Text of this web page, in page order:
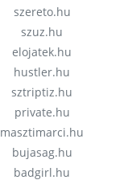
szereto.hu
szuz.hu
elojatek.hu
hustler.hu
sztriptiz.hu
private.hu
masztimarci.hu
bujasag.hu
badgirl.hu